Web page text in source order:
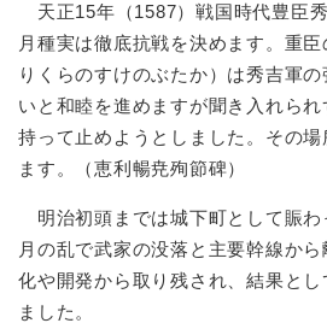
天正15年（1587）戦国時代豊臣
月種実は徹底抗戦を決めます。重
りくらのすけのぶたか）は秀吉軍
いと和睦を進めますが聞き入れら
持って止めようとしました。その
ます。（恵利暢尭殉節碑）
明治初頭までは城下町として賑わ
月の乱で武家の没落と主要幹線か
化や開発から取り残され、結果と
ました。